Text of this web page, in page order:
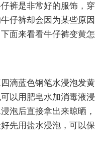
裤是非常好的服饰，穿
仔裤却会因为某些原因
面来看看牛仔裤变黄怎
滴蓝色钢笔水浸泡发黄
以用肥皂水加消毒液浸
泡后直接拿出来晾晒，
先用盐水浸泡，可以保